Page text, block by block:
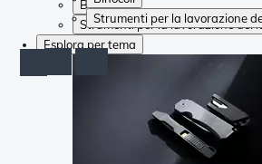
Strumenti per la lavorazione
Binocoli
Strumenti per la lavorazione del
Esplora per tema